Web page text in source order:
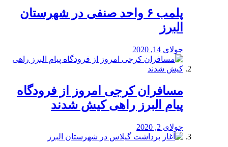
پلمب ۶ واحد صنفی در شهرستان
البرز
جولای 14, 2020
مسافران کرجی امروز از فرودگاه
پیام البرز راهی کیش شدند
جولای 2, 2020